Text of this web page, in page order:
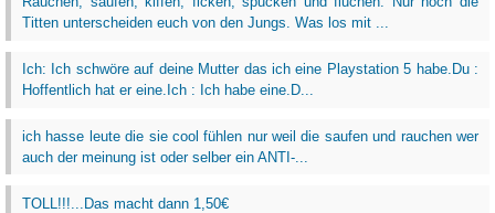
Titten unterscheiden euch von den Jungs. Was los mit ...
Ich: Ich schwöre auf deine Mutter das ich eine Playstation 5 habe.Du :
Hoffentlich hat er eine.Ich : Ich habe eine.D...
ich hasse leute die sie cool fühlen nur weil die saufen und rauchen wer
auch der meinung ist oder selber ein ANTI-...
TOLL!!!...Das macht dann 1,50€